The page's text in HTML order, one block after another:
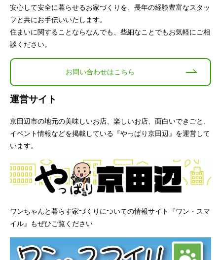
安心して安全に暮らせるお家づくりを、長年の経験豊富なスタッ
フと共にお手伝いいたします。
住まいに関することならなんでも、些細なことでもお気軽にご相
談ください。
お問い合わせはこちら
運営サイト
京田辺市の地元の美味しいお店、楽しいお店、面白いできごと、
イベント情報などを掲載している『やっぱり京田辺』を運営して
います。
ワンちゃんと暮らす家づくりについての情報サイト『ワン・スマ
イル』もぜひご覧ください